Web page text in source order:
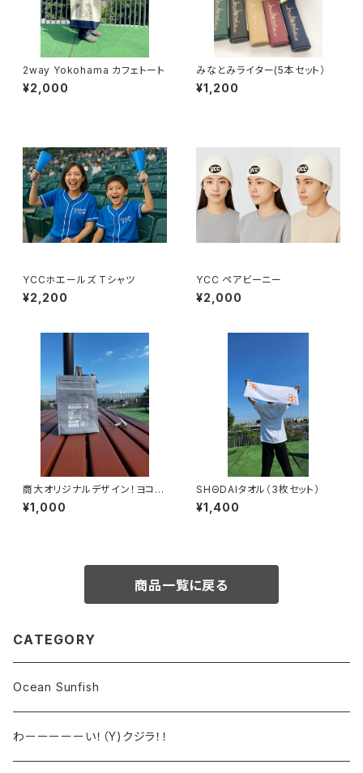
2way Yokohama カフェトート
¥2,000
みなとみライター(5本セット）
¥1,200
YCCホエールズ Tシャツ
¥2,200
YCC ペアビーニー
¥2,000
商大オリジナルデザイン！ヨコハ
マ２ウェイホルダー
¥1,000
SHΘDAIタオル（3枚セット）
¥1,400
商品一覧に戻る
CATEGORY
Ocean Sunfish
わーーーーーい！（Y)クジラ！！